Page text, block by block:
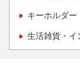
キーホルダー
生活雑貨・イ